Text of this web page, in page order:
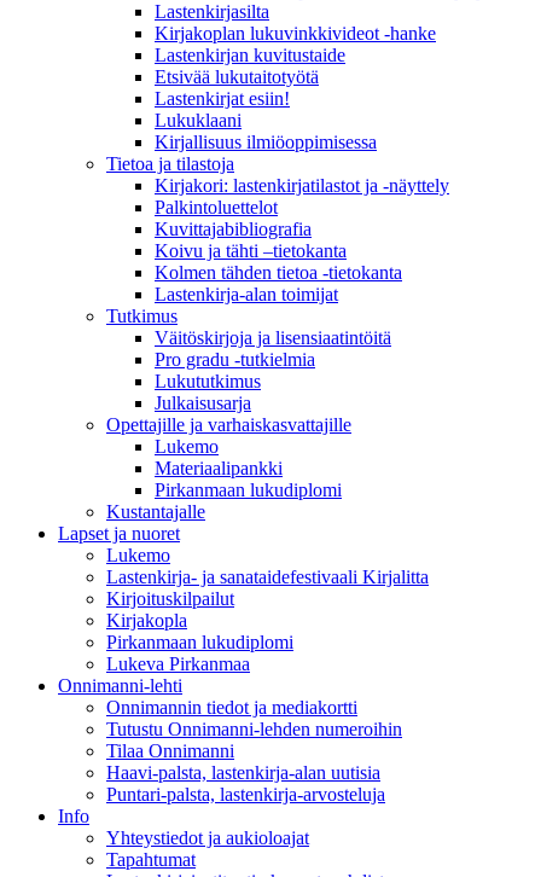
Lastenkirjasilta
Kirjakoplan lukuvinkkivideot -hanke
Lastenkirjan kuvitustaide
Etsivää lukutaitotyötä
Lastenkirjat esiin!
Lukuklaani
Kirjallisuus ilmiöoppimisessa
Tietoa ja tilastoja
Kirjakori: lastenkirjatilastot ja -näyttely
Palkintoluettelot
Kuvittaja­bibliografia
Koivu ja tähti –tietokanta
Kolmen tähden tietoa -tietokanta
Lastenkirja-alan toimijat
Tutkimus
Väitöskirjoja ja lisensiaatintöitä
Pro gradu -tutkielmia
Lukututkimus
Julkaisusarja
Opettajille ja varhaiskasvattajille
Lukemo
Materiaalipankki
Pirkanmaan lukudiplomi
Kustantajalle
Lapset ja nuoret
Lukemo
Lastenkirja- ja sanataidefestivaali Kirjalitta
Kirjoituskilpailut
Kirjakopla
Pirkanmaan lukudiplomi
Lukeva Pirkanmaa
Onnimanni-lehti
Onnimannin tiedot ja mediakortti
Tutustu Onnimanni-lehden numeroihin
Tilaa Onnimanni
Haavi-palsta, lastenkirja-alan uutisia
Puntari-palsta, lastenkirja-arvosteluja
Info
Yhteystiedot ja aukioloajat
Tapahtumat